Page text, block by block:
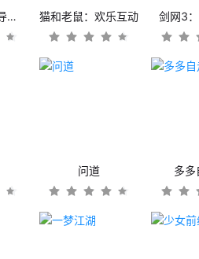
妖精的尾巴:魔导少年 猫和老鼠：欢乐互动 剑网3
问道 多多